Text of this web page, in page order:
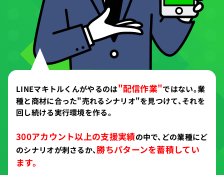
LINEマキトルくんがやるのは"配信作業"ではない。業
種と商材に合った"売れるシナリオ"を見つけて、それを
回し続ける実行環境を作る。
300アカウント以上の支援実績の中で、 どの業種にど
のシナリオが刺さるか、勝ちパターンを蓄積してい
ます。